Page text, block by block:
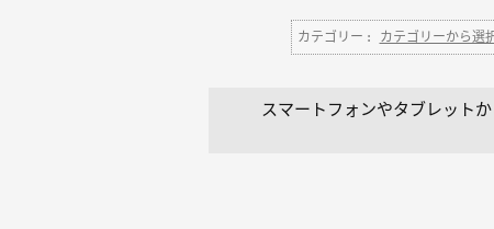
カテゴリー : カテゴリーから選
スマートフォンやタブレット